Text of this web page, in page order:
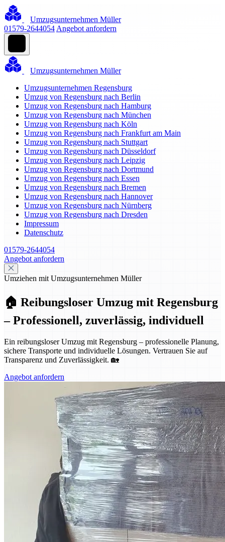
Umzugsunternehmen Müller
01579-2644054 Angebot anfordern
Umzugsunternehmen Müller
Umzugsunternehmen Regensburg
Umzug von Regensburg nach Berlin
Umzug von Regensburg nach Hamburg
Umzug von Regensburg nach München
Umzug von Regensburg nach Köln
Umzug von Regensburg nach Frankfurt am Main
Umzug von Regensburg nach Stuttgart
Umzug von Regensburg nach Düsseldorf
Umzug von Regensburg nach Leipzig
Umzug von Regensburg nach Dortmund
Umzug von Regensburg nach Essen
Umzug von Regensburg nach Bremen
Umzug von Regensburg nach Hannover
Umzug von Regensburg nach Nürnberg
Umzug von Regensburg nach Dresden
Impressum
Datenschutz
01579-2644054
Angebot anfordern
Umziehen mit Umzugsunternehmen Müller
🏠 Reibungsloser Umzug mit Regensburg
– Professionell, zuverlässig, individuell
Ein reibungsloser Umzug mit Regensburg – professionelle Planung,
sichere Transporte und individuelle Lösungen. Vertrauen Sie auf
Transparenz und Zuverlässigkeit. 🏡
Angebot anfordern